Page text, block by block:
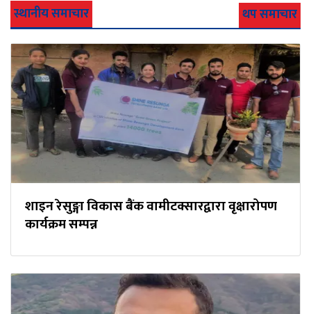
स्थानीय समाचार थप समाचार
शाइन रेसुङ्गा विकास बैंक वामीटक्सारद्वारा वृक्षारोपण
कार्यक्रम सम्पन्न